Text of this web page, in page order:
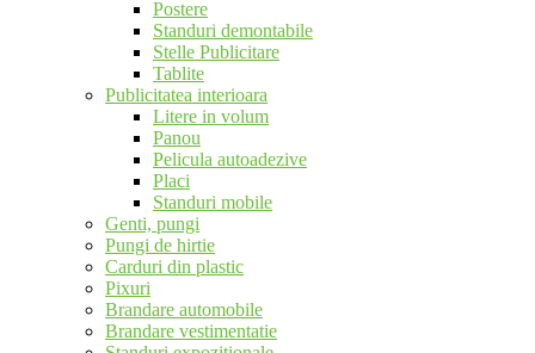
Postere
Standuri demontabile
Stelle Publicitare
Tablite
Publicitatea interioara
Litere in volum
Panou
Pelicula autoadezive
Placi
Standuri mobile
Genti, pungi
Pungi de hirtie
Carduri din plastic
Pixuri
Brandare automobile
Brandare vestimentatie